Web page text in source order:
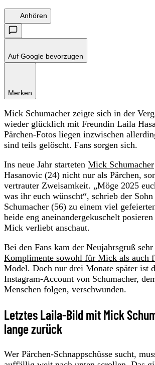
Anhören
Auf Google bevorzugen
Merken
Mick Schumacher zeigte sich in der
wieder glücklich mit Freundin Laila
Pärchen-Fotos liegen inzwischen
sind teils gelöscht. Fans sorgen sich.
Ins neue Jahr starteten Mick Schumacher
Hasanovic (24) nicht nur als Pärchen,
vertrauter Zweisamkeit. „Möge 2025
was ihr euch wünscht“, schrieb der
Schumacher (56) zu einem viel
beide eng aneinandergekuschelt
Mick verliebt anschaut.
Bei den Fans kam der Neujahrsgruß sehr
Komplimente sowohl für Mick als auch
Model. Doch nur drei Monate später ist
Instagram-Account von Schumacher,
Menschen folgen, verschwunden.
Letztes Laila-Bild mit Mick
lange zurück
Wer Pärchen-Schnappschüsse sucht,